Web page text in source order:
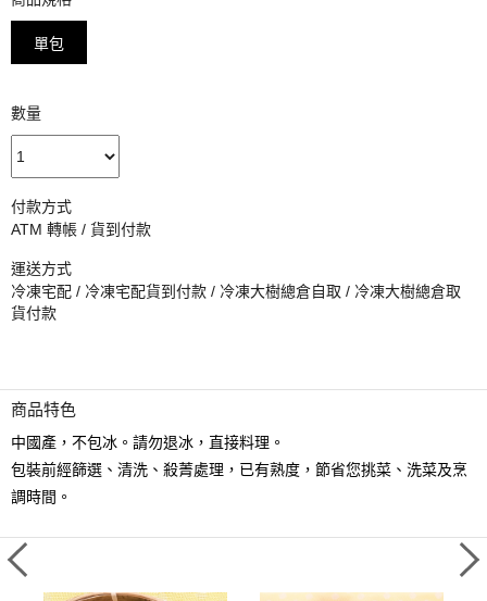
單包
數量
付款方式
ATM 轉帳 / 貨到付款
運送方式
冷凍宅配 / 冷凍宅配貨到付款 / 冷凍大樹總倉自取 / 冷凍大樹總倉取
貨付款
商品特色
中國產，不包冰。請勿退冰，直接料理。
包裝前經篩選、清洗、殺菁處理，已有熟度，節省您挑菜、洗菜及烹
調時間。